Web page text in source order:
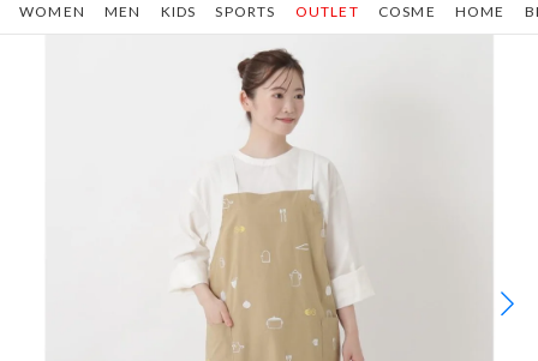
WOMEN MEN KIDS SPORTS COSME HOME
OUTLET